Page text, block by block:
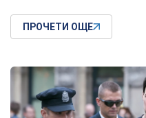
ПРОЧЕТИ ОЩЕ